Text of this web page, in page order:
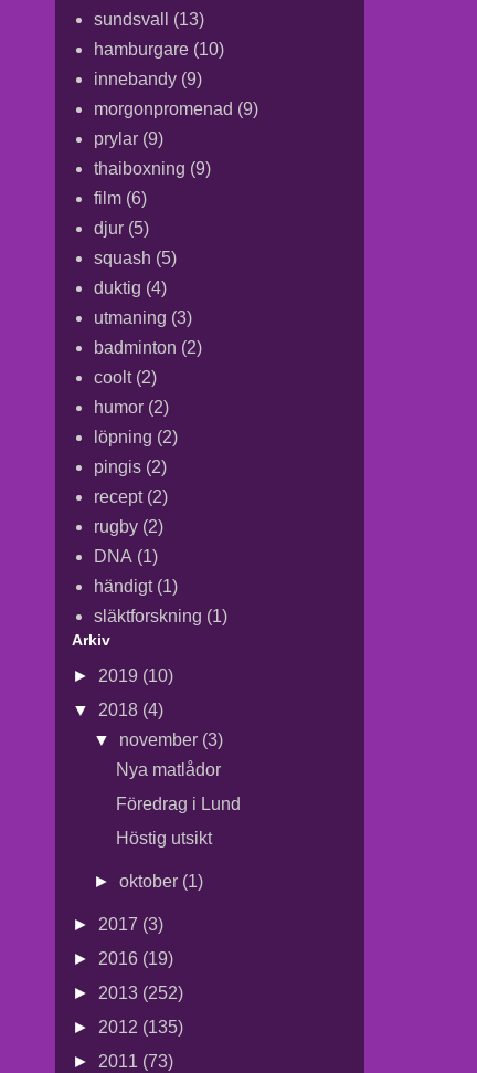
sundsvall
(13)
hamburgare (10)
innebandy (9)
morgonpromenad (9)
prylar (9)
thaiboxning (9)
film (6)
djur (5)
squash (5)
duktig (4)
utmaning (3)
badminton (2)
coolt (2)
humor (2)
löpning (2)
pingis (2)
recept (2)
rugby (2)
DNA (1)
händigt (1)
släktforskning (1)
Arkiv
► 2019 (10)
▼ 2018 (4)
▼ november (3)
Nya matlådor
Föredrag i Lund
Höstig utsikt
►oktober (1)
► 2017 (3)
► 2016 (19)
► 2013 (252)
► 2012 (135)
► 2011 (73)